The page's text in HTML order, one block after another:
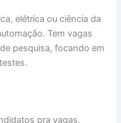
elétrica ou ciência da
Tem vagas
pesquisa, focando em
pra vagas,